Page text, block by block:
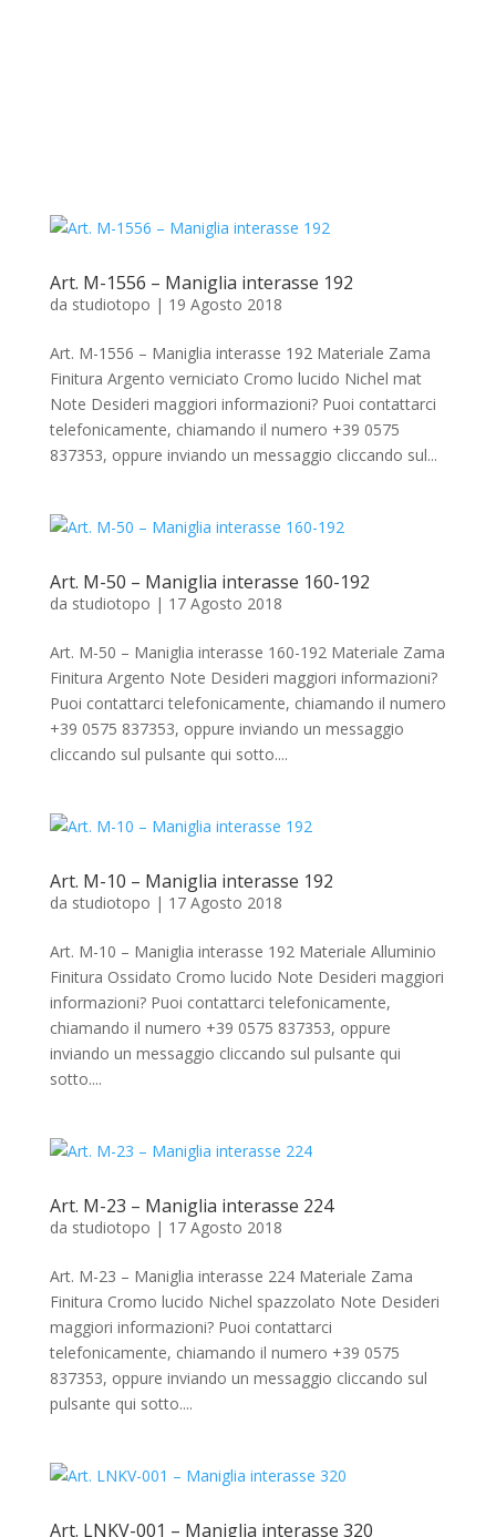
Art. M-1556 – Maniglia interasse 192
da studiotopo | 19 Agosto 2018
Art. M-1556 – Maniglia interasse 192 Materiale Zama
Finitura Argento verniciato Cromo lucido Nichel mat
Note Desideri maggiori informazioni? Puoi contattarci
telefonicamente, chiamando il numero +39 0575
837353, oppure inviando un messaggio cliccando sul...
Art. M-50 – Maniglia interasse 160-192
da studiotopo | 17 Agosto 2018
Art. M-50 – Maniglia interasse 160-192 Materiale Zama
Finitura Argento Note Desideri maggiori informazioni?
Puoi contattarci telefonicamente, chiamando il numero
+39 0575 837353, oppure inviando un messaggio
cliccando sul pulsante qui sotto....
Art. M-10 – Maniglia interasse 192
da studiotopo | 17 Agosto 2018
Art. M-10 – Maniglia interasse 192 Materiale Alluminio
Finitura Ossidato Cromo lucido Note Desideri maggiori
informazioni? Puoi contattarci telefonicamente,
chiamando il numero +39 0575 837353, oppure
inviando un messaggio cliccando sul pulsante qui
sotto....
Art. M-23 – Maniglia interasse 224
da studiotopo | 17 Agosto 2018
Art. M-23 – Maniglia interasse 224 Materiale Zama
Finitura Cromo lucido Nichel spazzolato Note Desideri
maggiori informazioni? Puoi contattarci
telefonicamente, chiamando il numero +39 0575
837353, oppure inviando un messaggio cliccando sul
pulsante qui sotto....
Art. LNKV-001 – Maniglia interasse 320